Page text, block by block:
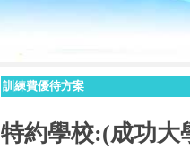
訓練費優待方案
特約學校:(成功大